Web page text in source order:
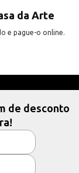
da Arte
e pague-o online.
de desconto